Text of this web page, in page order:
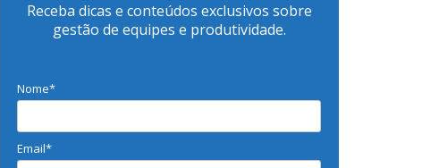
Receba dicas e conteúdos exclusivos sobre
gestão de equipes e produtividade.
Nome*
Email*